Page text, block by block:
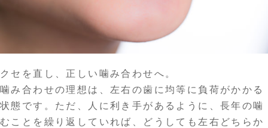
クセを直し、正しい噛み合わせへ。
噛み合わせの理想は、左右の歯に均等に負荷がかかる
状態です。ただ、人に利き手があるように、長年の噛
むことを繰り返していれば、どうしても左右どちらか